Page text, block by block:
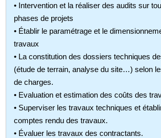
• Intervention et la réaliser des audits sur
phases de projets
• Établir le paramétrage et le
travaux
• La constitution des dossiers techniques
(étude de terrain, analyse du site…) selon
de charges.
• Evaluation et estimation des coûts des
• Superviser les travaux techniques et
comptes rendu des travaux.
• Évaluer les travaux des contractants.